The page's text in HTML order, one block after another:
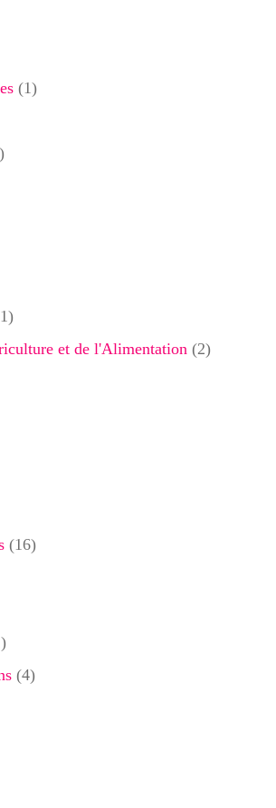
(1)
et de l'Alimentation (2)
(16)
(4)